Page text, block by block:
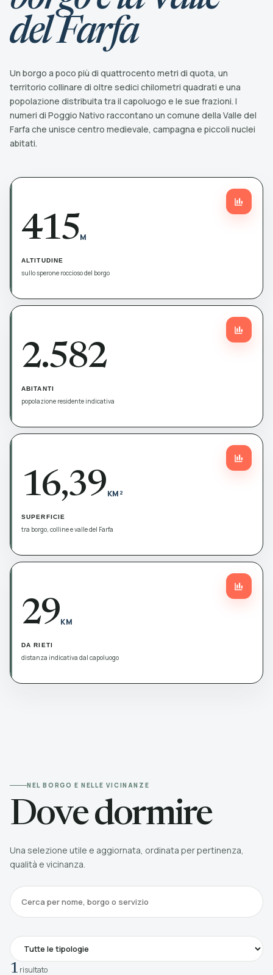
del Farfa
Un borgo a poco più di quattrocento metri di quota, un
territorio collinare di oltre sedici chilometri quadrati e una
popolazione distribuita tra il capoluogo e le sue frazioni. I
numeri di Poggio Nativo raccontano un comune della Valle del
Farfa che unisce centro medievale, campagna e piccoli nuclei
abitati.
415M
ALTITUDINE
sullo sperone roccioso del borgo
2.582
ABITANTI
popolazione residente indicativa
16,39KM²
SUPERFICIE
tra borgo, colline e valle del Farfa
29KM
DA RIETI
distanza indicativa dal capoluogo
NEL BORGO E NELLE VICINANZE
Dove dormire
Una selezione utile e aggiornata, ordinata per pertinenza,
qualità e vicinanza.
1 risultato